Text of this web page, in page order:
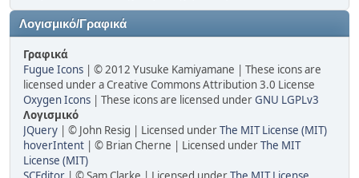
Λογισμικό/Γραφικά
Γραφικά
Fugue Icons | © 2012 Yusuke Kamiyamane | These icons are
licensed under a Creative Commons Attribution 3.0 License
Oxygen Icons | These icons are licensed underGNU LGPLv3
Λογισμικό
JQuery | © John Resig | Licensed underThe MIT License (MIT)
hoverIntent | © Brian Cherne | Licensed underThe MIT
License (MIT)